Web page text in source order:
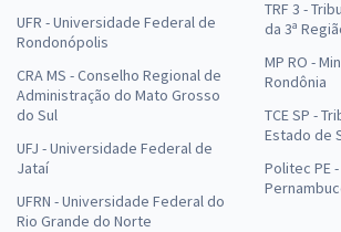
UFR - Universidade Federal de
Rondonópolis
CRA MS - Conselho Regional de
Administração do Mato Grosso
do Sul
UFJ - Universidade Federal de
Jataí
UFRN - Universidade Federal do
Rio Grande do Norte
TRF 3 -
da 3ª
MP RO -
Rondônia
TCE SP -
Estado de
Politec PE